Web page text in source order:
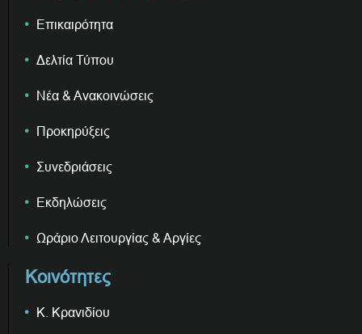
Επικαιρότητα
Δελτία Τύπου
Νέα & Ανακοινώσεις
Προκηρύξεις
Συνεδριάσεις
Εκδηλώσεις
Ωράριο Λειτουργίας & Αργίες
Κοινότητες
Κ. Κρανιδίου